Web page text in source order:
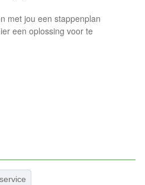
met jou een stappenplan
een oplossing voor te